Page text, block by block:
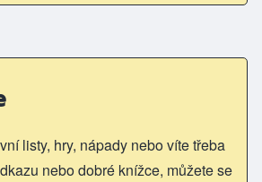
listy, hry, nápady nebo víte třeba
nebo dobré knížce, můžete se